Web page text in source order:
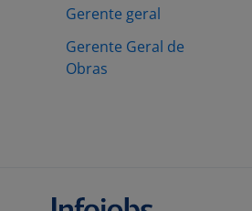
Gerente geral
Gerente Geral de
Obras